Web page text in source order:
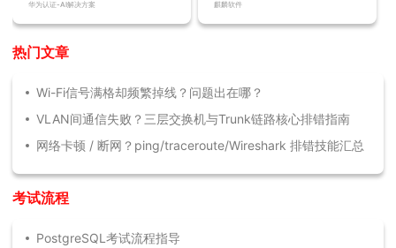
华为认证-AI解决方案
麒麟软件
热门文章
Wi-Fi信号满格却频繁掉线？问题出在哪？
VLAN间通信失败？三层交换机与Trunk链路核心排错指南
网络卡顿 / 断网？ping/traceroute/Wireshark 排错技能汇总
考试流程
PostgreSQL考试流程指导